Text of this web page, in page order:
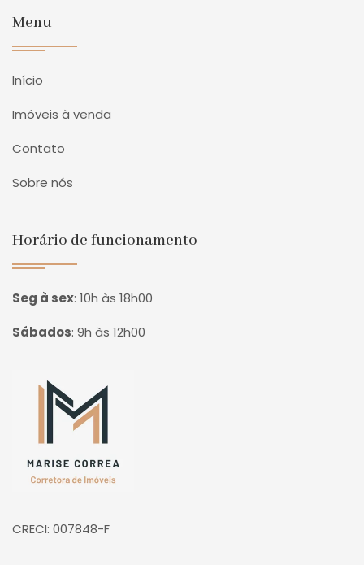
Menu
Início
Imóveis à venda
Contato
Sobre nós
Horário de funcionamento
Seg à sex: 10h às 18h00
Sábados: 9h às 12h00
Página inicial
CRECI: 007848-F